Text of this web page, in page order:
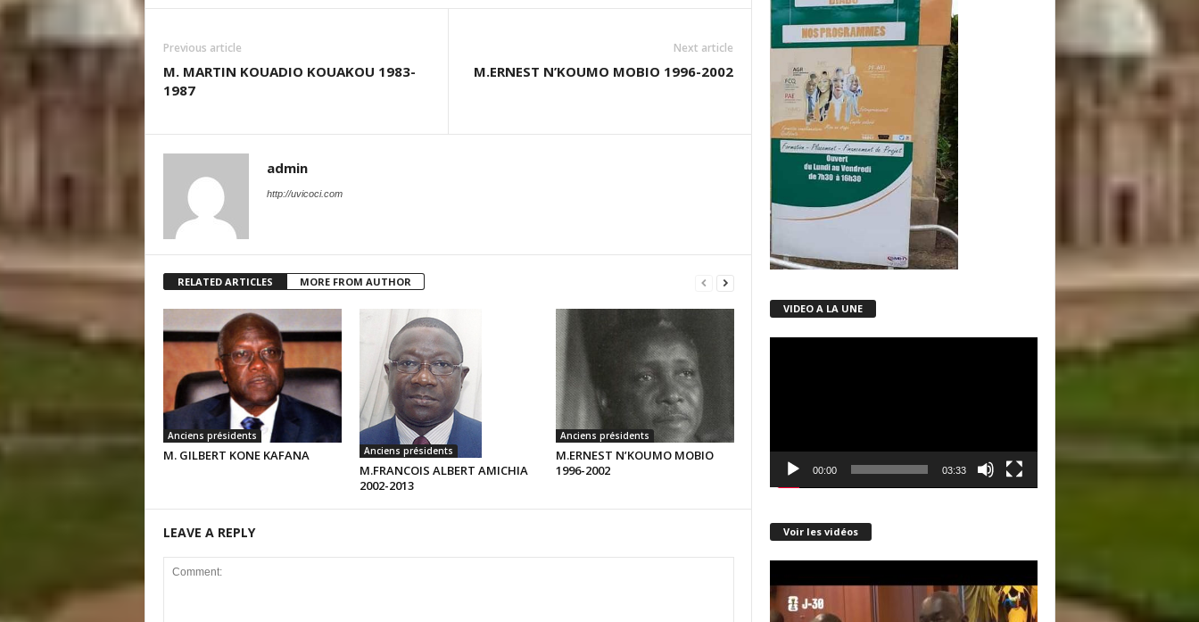
Previous article
M. MARTIN KOUADIO KOUAKOU 1983-
1987
Next article
M.ERNEST N’KOUMO MOBIO 1996-2002
admin
http://uvicoci.com
RELATED ARTICLES MORE FROM AUTHOR
Anciens présidents
M. GILBERT KONE KAFANA Anciens présidents
M.FRANCOIS ALBERT AMICHIA
2002-2013
Anciens présidents
M.ERNEST N’KOUMO MOBIO
1996-2002
LEAVE A REPLY
VIDEO A LA UNE
00:00 03:33
Voir les vidéos